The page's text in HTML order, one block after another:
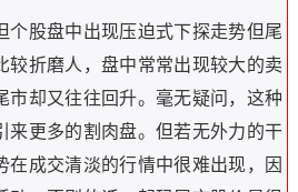
个股盘中出现压迫式下探走势但尾
较折磨人，盘中常常出现较大的卖
市却又往往回升。毫无疑问，这种
来更多的割肉盘。但若无外力的干
在成交清淡的行情中很难出现，因